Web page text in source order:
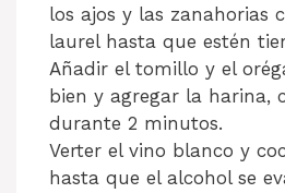
los ajos y las zanahorias
laurel hasta que estén
Añadir el tomillo y el
bien y agregar la harina,
durante 2 minutos.
Verter el vino blanco y
hasta que el alcohol se